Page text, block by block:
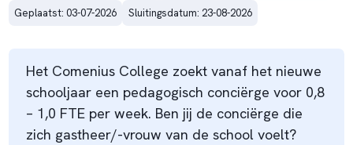
Geplaatst: 03-07-2026
Sluitingsdatum: 23-08-2026
Het Comenius College zoekt vanaf het nieuwe
schooljaar een pedagogisch conciërge voor 0,8
– 1,0 FTE per week. Ben jij de conciërge die
zich gastheer/-vrouw van de school voelt?